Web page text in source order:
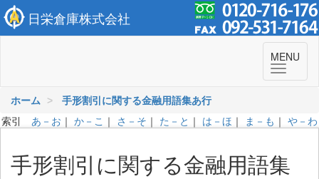
日栄倉庫株式会社
MENU
ホーム 手形割引に関する金融用語集あ行
索引 あ－お ｜ か－こ ｜ さ－そ ｜ た－と ｜ は－ほ ｜ ま－も ｜ や－わ
手形割引に関する金融用語集